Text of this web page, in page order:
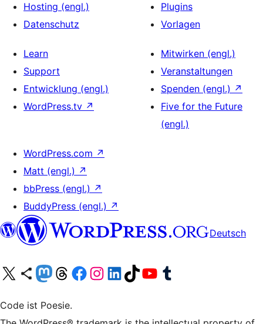
Hosting (engl.)
Datenschutz
Plugins
Vorlagen
Learn
Support
Entwicklung (engl.)
WordPress.tv ↗
Mitwirken (engl.)
Veranstaltungen
Spenden (engl.) ↗
Five for the Future
(engl.)
WordPress.com ↗
Matt (engl.) ↗
bbPress (engl.) ↗
BuddyPress (engl.) ↗
Deutsch
Unser X-Konto (früher Twitter) besuchen
Unser Bluesky-Konto besuchen
Unser Mastodon-Konto besuchen
Unser Threads-Konto besuchen
Unsere Facebook-Seite besuchen
Unser Instagram-Konto besuchen
Unser LinkedIn-Konto besuchen
Unser TikTok-Konto besuchen
Unseren YouTube-Kanal besuchen
Unser Tumblr-Konto besuchen
Code ist Poesie.